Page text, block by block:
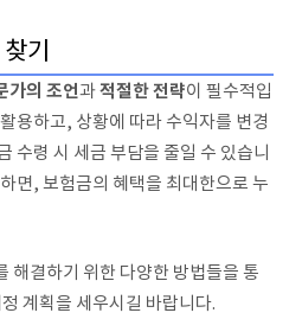
기
가의 조언과적절한 전략이 필수적입
용하고, 상황에 따라 수익자를 변경
수령 시 세금 부담을 줄일 수 있습니
면, 보험금의 혜택을 최대한으로 누
해결하기 위한 다양한 방법들을 통
계획을 세우시길 바랍니다.